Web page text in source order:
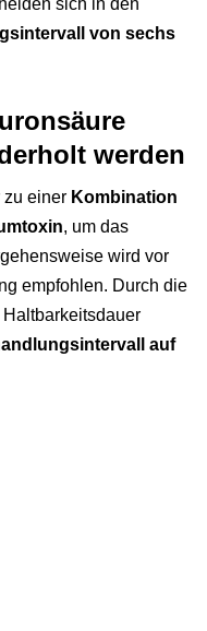
von sechs
werden
zu einer Kombination
, um das
wird vor
empfohlen. Durch die
auf